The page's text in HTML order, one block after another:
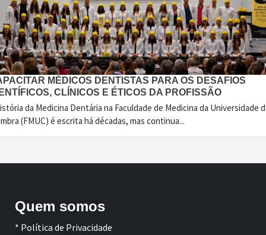
MÉDICOS DENTISTAS PARA OS DESAFIOS
CLÍNICOS E ÉTICOS DA PROFISSÃO
da Medicina Dentária na Faculdade de Medicina da Universidade
(FMUC) é escrita há décadas, mas continua...
Quem somos
* Política de Privacidade